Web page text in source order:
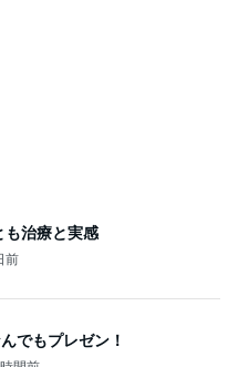
も治療と実感
前
でもプレゼン！